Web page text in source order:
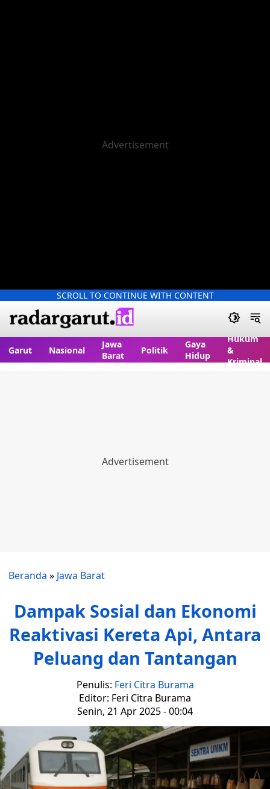
SCROLL TO CONTINUE WITH CONTENT
Garut Nasional
Jawa
Barat
Politik
Gaya
Hidup
Hukum
&
Kriminal
Beranda » Jawa Barat
Dampak Sosial dan Ekonomi
Reaktivasi Kereta Api, Antara
Peluang dan Tantangan
Penulis: Feri Citra Burama
Editor: Feri Citra Burama
Senin, 21 Apr 2025 - 00:04